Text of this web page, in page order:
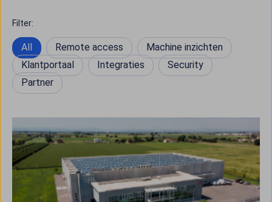
Filter:
All Remote access
Machine inzichten
Klantportaal
Integraties
Security
Partner